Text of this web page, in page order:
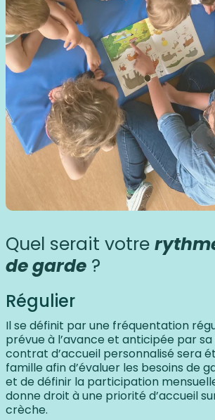
Quel serait votre
de garde ?
Régulier
Il se définit par une fréquentation
prévue à l’avance et anticipée par sa
contrat d’accueil personnalisé sera
famille afin d’évaluer les besoins de
et de définir la participation
donne droit à une priorité d’accueil
crèche.